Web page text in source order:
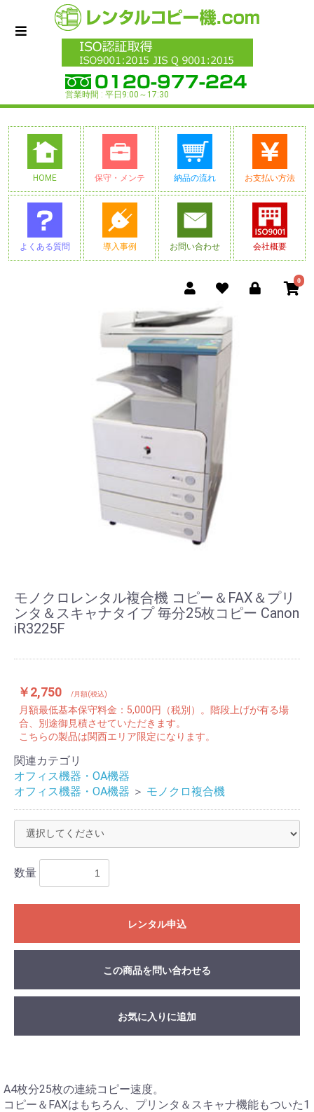
営業時間 : 平日9:00～17:30
HOME 保守・メンテ 納品の流れ お支払い方法
よくある質問 導入事例 お問い合わせ 会社概要
0
モノクロレンタル複合機 コピー＆FAX＆プリ
ンタ＆スキャナタイプ 毎分25枚コピー Canon
iR3225F
￥2,750 /月額(税込)
月額最低基本保守料金：5,000円（税別）。階段上げが有る場
合、別途御見積させていただきます。
こちらの製品は関西エリア限定になります。
関連カテゴリ
オフィス機器・OA機器
オフィス機器・OA機器 ＞ モノクロ複合機
数量
レンタル申込
この商品を問い合わせる
お気に入りに追加
A4枚分25枚の連続コピー速度。
コピー＆FAXはもちろん、プリンタ＆スキャナ機能もついた1